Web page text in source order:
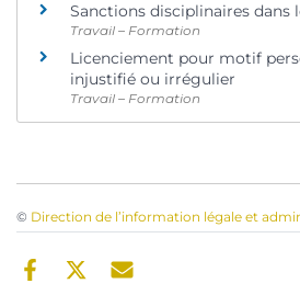
Sanctions disciplinaires dans
Travail – Formation
Licenciement pour motif
injustifié ou irrégulier
Travail – Formation
© Direction de l’information légale et